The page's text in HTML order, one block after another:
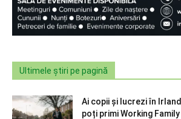
Ultimele știri pe pagină
Ai copii și lucrezi în
poți primi Working